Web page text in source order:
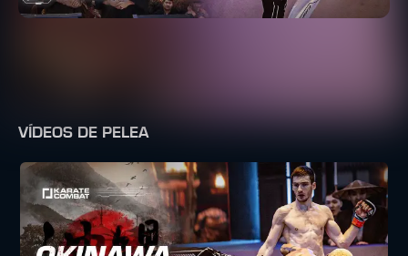
VÍDEOS DE PELEA